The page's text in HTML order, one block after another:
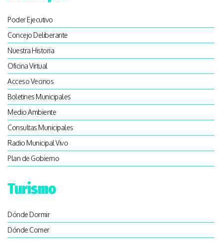
Poder Ejecutivo
Concejo Deliberante
Nuestra Historia
Oficina Virtual
Acceso Vecinos
Boletines Municipales
Medio Ambiente
Consultas Municipales
Radio Municipal Vivo
Plan de Gobierno
Turismo
Dónde Dormir
Dónde Comer